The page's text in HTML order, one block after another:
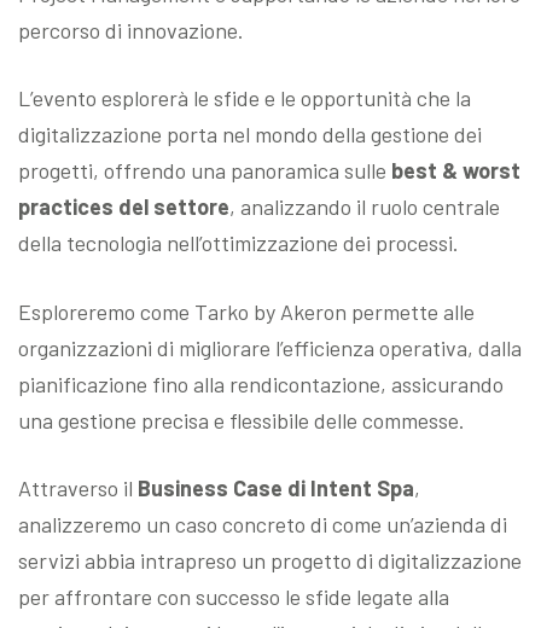
percorso di innovazione.
L’evento esplorerà le sfide e le opportunità che la
digitalizzazione porta nel mondo della gestione dei
progetti, offrendo una panoramica sulle best & worst
practices del settore, analizzando il ruolo centrale
della tecnologia nell’ottimizzazione dei processi.
Esploreremo come Tarko by Akeron permette alle
organizzazioni di migliorare l’efficienza operativa, dalla
pianificazione fino alla rendicontazione, assicurando
una gestione precisa e flessibile delle commesse.
Attraverso il Business Case di Intent Spa,
analizzeremo un caso concreto di come un’azienda di
servizi abbia intrapreso un progetto di digitalizzazione
per affrontare con successo le sfide legate alla